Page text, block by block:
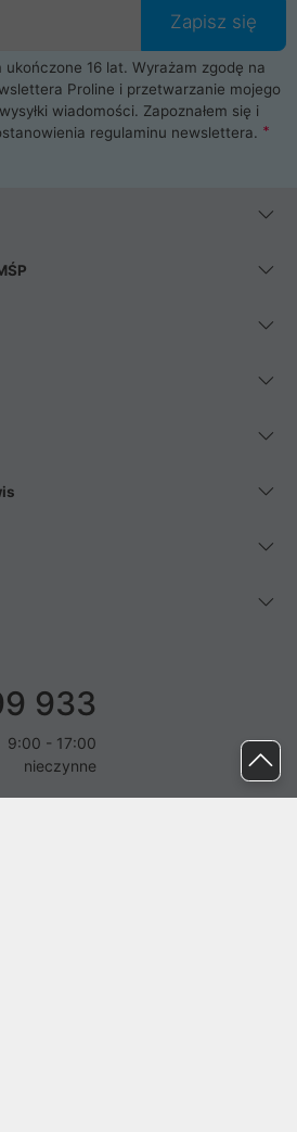
Zapisz się
ukończone 16 lat. Wyrażam zgodę na
Proline i przetwarzanie mojego
wiadomości. Zapoznałem się i
regulaminu newslettera.
933
9:00 - 17:00
nieczynne